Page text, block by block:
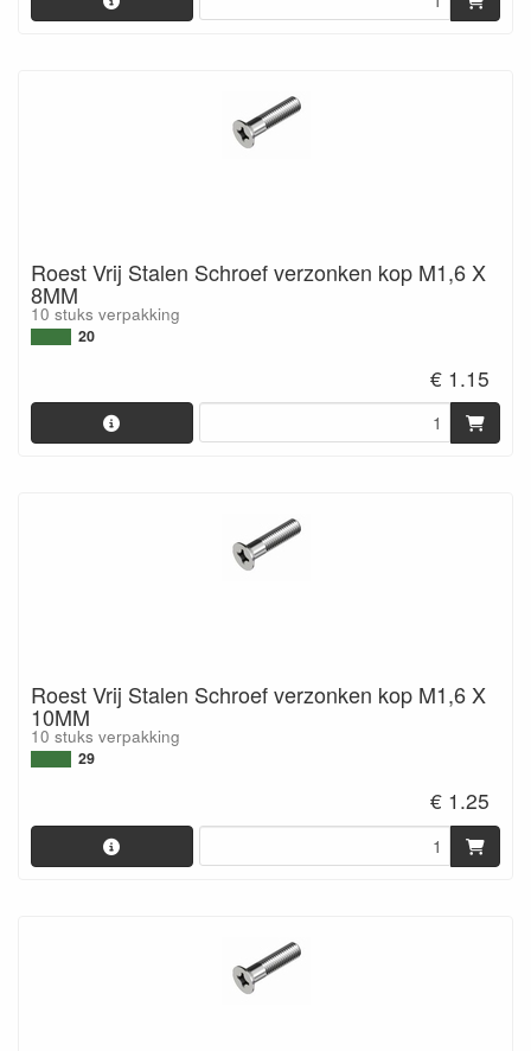
Roest Vrij Stalen Schroef verzonken kop M1,6 X
8MM
10 stuks verpakking
20
€ 1.15
Roest Vrij Stalen Schroef verzonken kop M1,6 X
10MM
10 stuks verpakking
29
€ 1.25